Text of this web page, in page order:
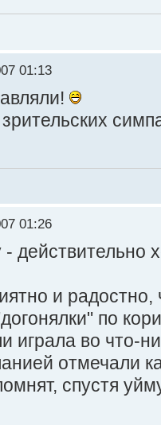
01:13
01:26
действительно
и радостно,
по
играла во что-
отмечали
спустя